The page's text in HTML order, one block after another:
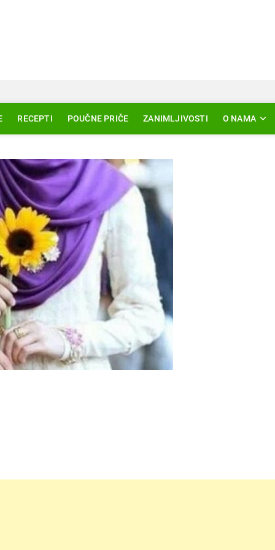
RECEPTI POUČNE PRIČE ZANIMLJIVOSTI O NAMA